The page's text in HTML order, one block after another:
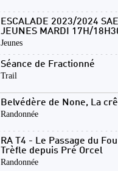
ESCALADE 2023/2024
JEUNES MARDI 17H/
Jeunes
Séance de Fractionné
Trail
Belvédère de None, La
Randonnée
RA T4 - Le Passage du
Trèfle depuis Pré Orcel
Randonnée